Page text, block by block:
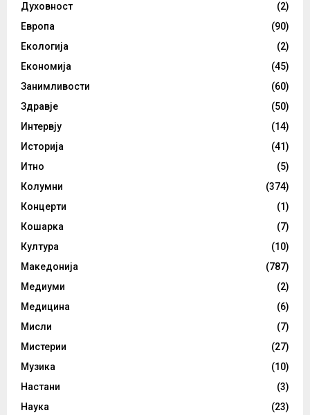
Духовност
(2)
Европа
(90)
Екологија
(2)
Економија
(45)
Занимливости
(60)
Здравје
(50)
Интервју
(14)
Историја
(41)
Итно
(5)
Колумни
(374)
Концерти
(1)
Кошарка
(7)
Култура
(10)
Македонија
(787)
Медиуми
(2)
Медицина
(6)
Мисли
(7)
Мистерии
(27)
Музика
(10)
Настани
(3)
Наука
(23)